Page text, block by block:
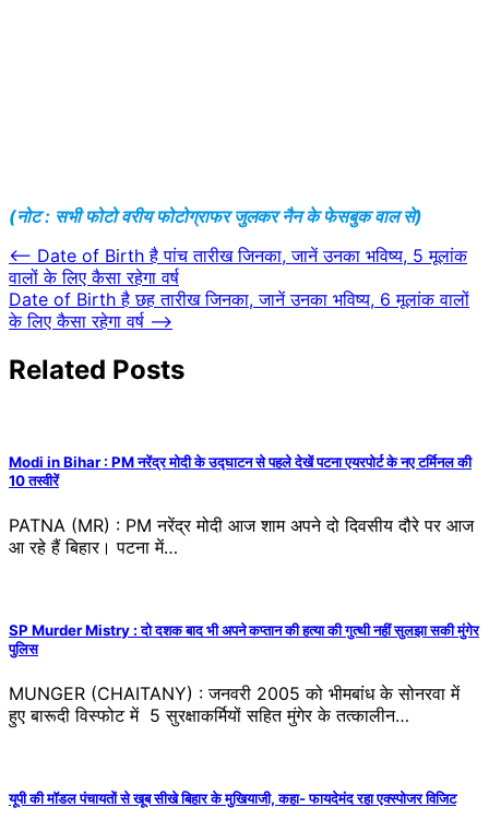
(नोट : सभी फोटो वरीय फोटोग्राफर जुलकर नैन के फेसबुक वाल से)
Post
navigation
⟵ Date of Birth है पांच तारीख जिनका, जानें उनका भविष्य, 5 मूलांक
वालों के लिए कैसा रहेगा वर्ष
Date of Birth है छह तारीख जिनका, जानें उनका भविष्य, 6 मूलांक वालों
के लिए कैसा रहेगा वर्ष ⟶
Related Posts
Modi in Bihar : PM नरेंद्र मोदी के उद्घाटन से पहले देखें पटना एयरपोर्ट के नए टर्मिनल की
10 तस्वीरें
PATNA (MR) : PM नरेंद्र मोदी आज शाम अपने दो दिवसीय दौरे पर आज
आ रहे हैं बिहार। पटना में…
SP Murder Mistry : दो दशक बाद भी अपने कप्तान की हत्या की गुत्थी नहीं सुलझा सकी मुंगेर
पुलिस
MUNGER (CHAITANY) : जनवरी 2005 को भीमबांध के सोनरवा में
हुए बारूदी विस्फोट में 5 सुरक्षाकर्मियों सहित मुंगेर के तत्कालीन…
यूपी की मॉडल पंचायतों से खूब सीखे बिहार के मुखियाजी, कहा- फायदेमंद रहा एक्स्पोजर विजिट